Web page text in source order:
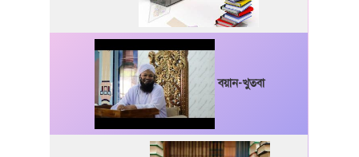
বয়ান-খুতবা